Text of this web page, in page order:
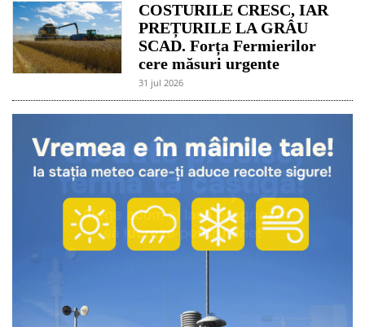
COSTURILE CRESC, IAR
PREȚURILE LA GRÂU
SCAD. Forța Fermierilor
cere măsuri urgente
31 jul 2026